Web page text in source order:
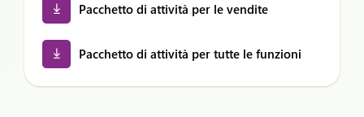
Pacchetto di attività per le vendite
Pacchetto di attività per tutte le funzioni